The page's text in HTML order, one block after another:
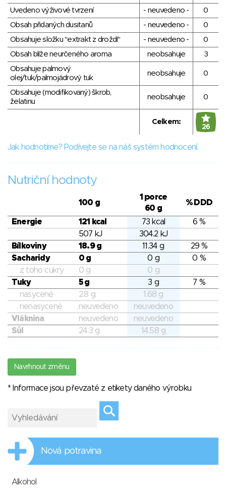
Uvedeno výživové tvrzení
- neuvedeno -
0
Obsah přidaných dusitanů
- neuvedeno -
0
Obsahuje složku "extrakt z droždí"
- neuvedeno -
0
Obsah blíže neurčeného aroma
neobsahuje
3
Obsahuje palmový
olej/tuk/palmojádrový tuk
neobsahuje 0
Obsahuje (modifikovaný) škrob,
želatinu
neobsahuje 0
Celkem:
26
Jak hodnotíme? Podívejte se na náš systém hodnocení.
Nutriční hodnoty
100 g
1 porce
60 g
% DDD
Energie 121 kcal 73 kcal
6 %
507 kJ
304.2 kJ
Bílkoviny
18.9 g 11.34 g
29 %
Sacharidy
0 g 0 g
0 %
z toho cukry
0 g
0 g
Tuky
5 g 3 g
7 %
nasycené
2.8 g
1.68 g
nenasycené
neuvedeno
neuvedeno
Vláknina
neuvedeno
neuvedeno
Sůl
24.3 g 14.58 g
Navrhnout změnu
* Informace jsou převzaté z etikety daného výrobku
Nová potravina
Alkohol